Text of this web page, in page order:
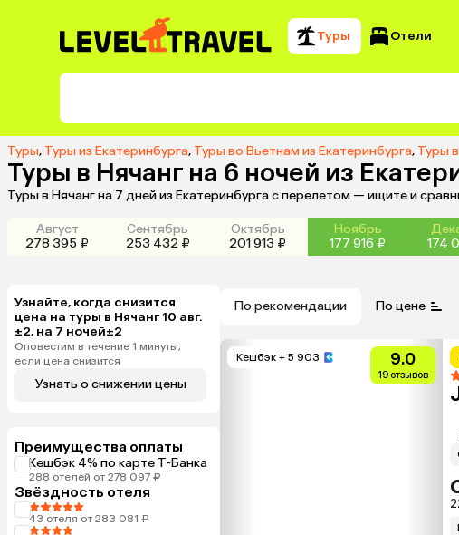
Туры Отели
Туры, Туры из Екатеринбурга, Туры во Вьетнам из Екатеринбурга, Туры
Туры в Нячанг на 6 ночей из
Туры в Нячанг на 7 дней из Екатеринбурга с перелетом — ищите и
Август
278 395 ₽
Сентябрь
253 432 ₽
Октябрь
201 913 ₽
Ноябрь
177 916 ₽
174
Узнайте, когда снизится
цена на туры в Нячанг 10 авг.
±2, на 7 ночей±2
Оповестим в течение 1 минуты,
если цена снизится
Узнать о снижении цены
Преимущества оплаты
Кешбэк 4% по карте Т-Банка
288 отелей от 278 097 ₽
Звёздность отеля
43 отеля от 283 081 ₽
По рекомендации По цене
Кешбэк + 5 903 9.0
19 отзывов